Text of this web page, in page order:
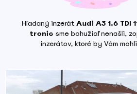
Hľadaný inzerát Audi A3 1.6 TDI
tronic sme bohužiaľ nenašli,
inzerátov, ktoré by Vám